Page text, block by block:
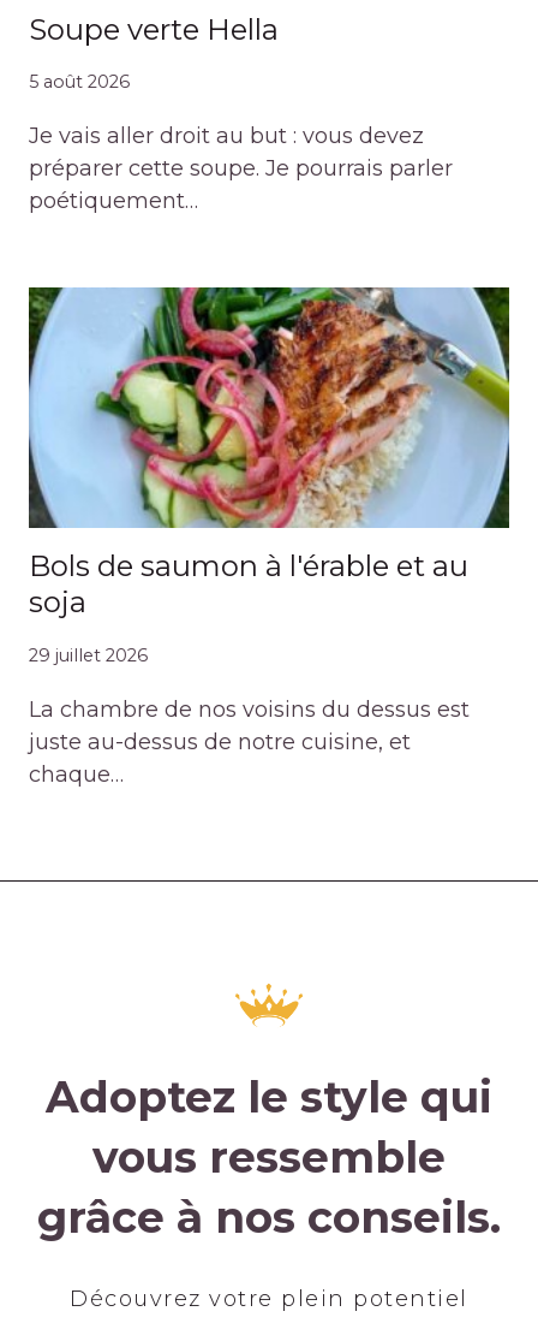
Soupe verte Hella
5 août 2026
Je vais aller droit au but : vous devez
préparer cette soupe. Je pourrais parler
poétiquement…
Bols de saumon à l'érable et au
soja
29 juillet 2026
La chambre de nos voisins du dessus est
juste au-dessus de notre cuisine, et
chaque…
Adoptez le style qui
vous ressemble
grâce à nos conseils.
Découvrez votre plein potentiel